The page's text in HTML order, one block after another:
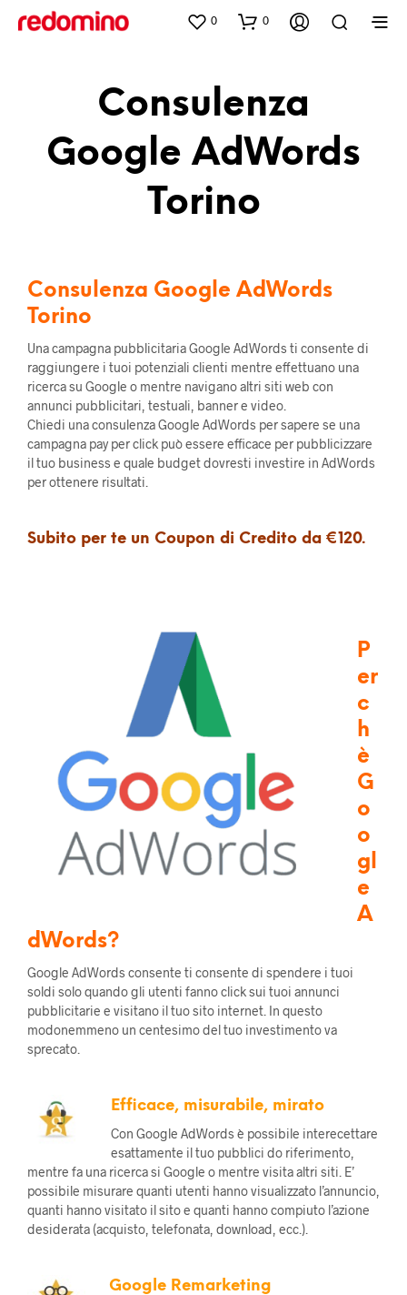
0 0
Consulenza
Google AdWords
Torino
Consulenza Google AdWords
Torino
Una campagna pubblicitaria Google AdWords ti consente di
raggiungere i tuoi potenziali clienti mentre effettuano una
ricerca su Google o mentre navigano altri siti web con
annunci pubblicitari, testuali, banner e video.
Chiedi una consulenza Google AdWords per sapere se una
campagna pay per click può essere efficace per pubblicizzare
il tuo business e quale budget dovresti investire in AdWords
per ottenere risultati.
Subito per te un Coupon di Credito da €120.
P
er
c
h
è
G
o
o
gl
e
A
dWords?
Google AdWords consente ti consente di spendere i tuoi
soldi solo quando gli utenti fanno click sui tuoi annunci
pubblicitarie e visitano il tuo sito internet. In questo
modonemmeno un centesimo del tuo investimento va
sprecato.
Efficace, misurabile, mirato
Con Google AdWords è possibile interecettare
esattamente il tuo pubblici do riferimento,
mentre fa una ricerca si Google o mentre visita altri siti. E’
possibile misurare quanti utenti hanno visualizzato l’annuncio,
quanti hanno visitato il sito e quanti hanno compiuto l’azione
desiderata (acquisto, telefonata, download, ecc.).
Google Remarketing